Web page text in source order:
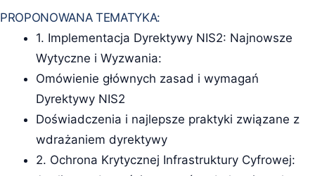
PROPONOWANA TEMATYKA:
1. Implementacja Dyrektywy NIS2: Najnowsze
Wytyczne i Wyzwania:
Omówienie głównych zasad i wymagań
Dyrektywy NIS2
Doświadczenia i najlepsze praktyki związane z
wdrażaniem dyrektywy
2. Ochrona Krytycznej Infrastruktury Cyfrowej: